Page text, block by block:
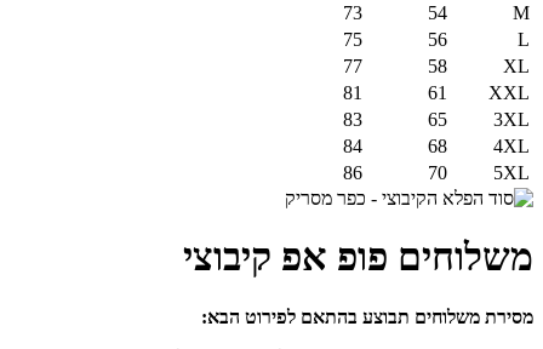
M
54
73
L
56
75
XL
58
77
XXL
61
81
3XL
65
83
4XL
68
84
5XL
70
86
משלוחים פופ אפ קיבוצי
מסירת משלוחים תבוצע בהתאם לפירוט הבא: